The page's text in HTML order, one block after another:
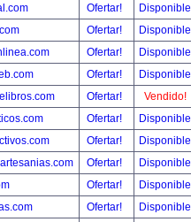
Ofertar!
Disponible
Ofertar!
Disponible
Ofertar!
Disponible
Ofertar!
Disponible
Ofertar!
Vendido!
Ofertar!
Disponible
Ofertar!
Disponible
Ofertar!
Disponible
Ofertar!
Disponible
Ofertar!
Disponible